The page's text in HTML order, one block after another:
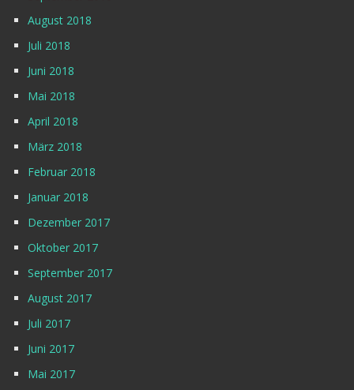
August 2018
Juli 2018
Juni 2018
Mai 2018
April 2018
März 2018
Februar 2018
Januar 2018
Dezember 2017
Oktober 2017
September 2017
August 2017
Juli 2017
Juni 2017
Mai 2017